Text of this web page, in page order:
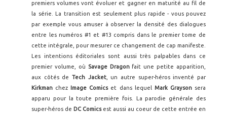
premiers volumes vont évoluer et gagner en maturité au fil de
la série. La transition est seulement plus rapide - vous pouvez
par exemple vous amuser à observer la densité des dialogues
entre les numéros #1 et #13 compris dans le premier tome de
cette intégrale, pour mesurer ce changement de cap manifeste.
Les intentions éditoriales sont aussi très palpables dans ce
premier volume, où Savage Dragonfait une petite apparition,
aux côtés de Tech Jacket, un autre super-héros inventé par
Kirkman chez Image Comicset dans lequel Mark Graysonsera
apparu pour la toute première fois. La parodie générale des
super-héros de DC Comicsest aussi au coeur de cette entrée en